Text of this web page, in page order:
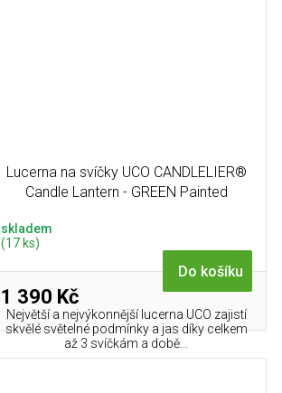
Lucerna na svíčky UCO CANDLELIER®
Candle Lantern - GREEN Painted
skladem
(17 ks)
1 390 Kč
Do košíku
Největší a nejvýkonnější lucerna UCO zajistí
skvělé světelné podmínky a jas díky celkem
až 3 svíčkám a době...